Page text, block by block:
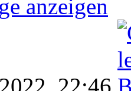
anzeigen